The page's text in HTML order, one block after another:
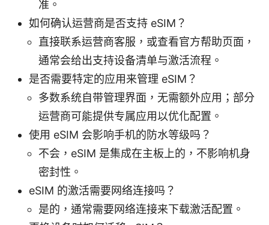
准。
如何确认运营商是否支持 eSIM？
直接联系运营商客服，或查看官方帮助页面，
通常会给出支持设备清单与激活流程。
是否需要特定的应用来管理 eSIM？
多数系统自带管理界面，无需额外应用；部分
运营商可能提供专属应用以优化配置。
使用 eSIM 会影响手机的防水等级吗？
不会，eSIM 是集成在主板上的，不影响机身
密封性。
eSIM 的激活需要网络连接吗？
是的，通常需要网络连接来下载激活配置。